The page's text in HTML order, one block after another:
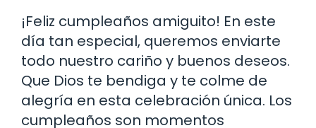
¡Feliz cumpleaños amiguito! En este
día tan especial, queremos enviarte
todo nuestro cariño y buenos deseos.
Que Dios te bendiga y te colme de
alegría en esta celebración única. Los
cumpleaños son momentos